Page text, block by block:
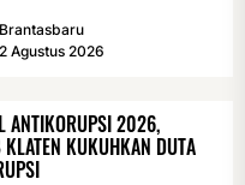
siang. Teriknya sinar...
Brantasbaru
2 Agustus 2026
ANTIKORUPSI 2026,
KUKUHKAN DUTA